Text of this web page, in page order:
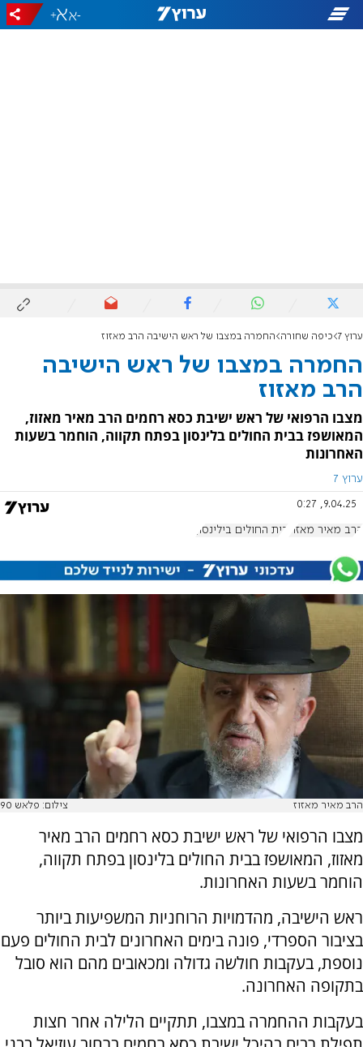
-
+
ערוץ 7 כיפה שחורה החמרה במצבו של ראש הישיבה הרב מאזוז
החמרה במצבו של ראש הישיבה
הרב מאזוז
מצבו הרפואי של ראש ישיבת כסא רחמים הרב מאיר מאזוז,
המאושפז בבית החולים בלינסון בפתח תקווה, הוחמר בשעות
האחרונות
ערוץ 7
9.04.25, 0:27
הרב מאיר מאזוז בית החולים בילינסון
הרב מאיר מאזוז צילום: פלאש 90
מצבו הרפואי של ראש ישיבת כסא רחמים הרב מאיר
מאזוז, המאושפז בבית החולים בלינסון בפתח תקווה,
הוחמר בשעות האחרונות.
ראש הישיבה, מהדמויות הרוחניות המשפיעות ביותר
בציבור הספרדי, פונה בימים האחרונים לבית החולים פעם
נוספת, בעקבות חולשה גדולה ומכאובים מהם הוא סובל
בתקופה האחרונה.
בעקבות ההחמרה במצבו, תתקיים הלילה אחר חצות